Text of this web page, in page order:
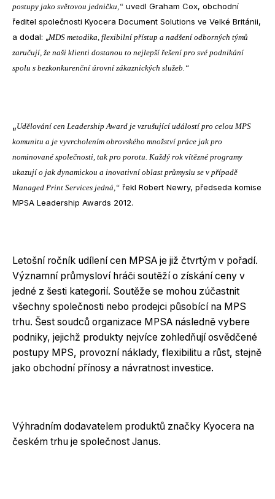
postupy jako světovou jedničku,“ uvedl Graham Cox, obchodní
ředitel společnosti Kyocera Document Solutions ve Velké Británii,
a dodal: „MDS metodika, flexibilní přístup a nadšení odborných týmů
zaručují, že naši klienti dostanou to nejlepší řešení pro své podnikání
spolu s bezkonkurenční úrovní zákaznických služeb.“
„Udělování cen Leadership Award je vzrušující událostí pro celou MPS
komunitu a je vyvrcholením obrovského množství práce jak pro
nominované společnosti, tak pro porotu. Každý rok vítězné programy
ukazují o jak dynamickou a inovativní oblast průmyslu se v případě
Managed Print Services jedná,“ řekl Robert Newry, předseda komise
MPSA Leadership Awards 2012.
Letošní ročník udílení cen MPSA je již čtvrtým v pořadí.
Významní průmysloví hráči soutěží o získání ceny v
jedné z šesti kategorií. Soutěže se mohou zúčastnit
všechny společnosti nebo prodejci působící na MPS
trhu. Šest soudců organizace MPSA následně vybere
podniky, jejichž produkty nejvíce zohledňují osvědčené
postupy MPS, provozní náklady, flexibilitu a růst, stejně
jako obchodní přínosy a návratnost investice.
Výhradním dodavatelem produktů značky Kyocera na
českém trhu je společnost Janus.